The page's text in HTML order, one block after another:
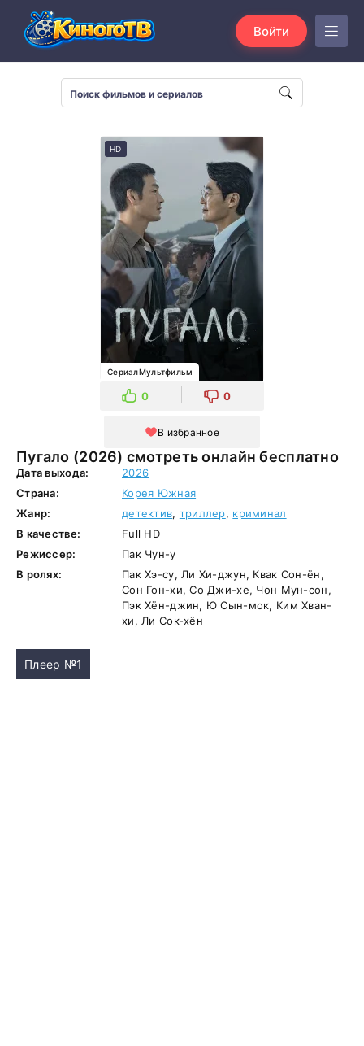
Войти
Пугало (2026) смотреть онлайн бесплатно
HD
СериалМультфильм
0 0
В избранное
Дата выхода:
2026
Страна:
Корея Южная
Жанр:
детектив, триллер, криминал
В качестве:
Full HD
Режиссер:
Пак Чун-у
В ролях:
Пак Хэ-су, Ли Хи-джун, Квак Сон-ён,
Сон Гон-хи, Со Джи-хе, Чон Мун-сон,
Пэк Хён-джин, Ю Сын-мок, Ким Хван-
хи, Ли Сок-хён
Плеер №1